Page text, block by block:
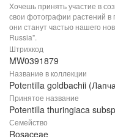
Хочешь принять участие в
свои фотографии растений в
они станут частью нашего
Russia".
Штрихкод
MW0391879
Название в коллекции
Potentilla goldbachii
Принятое название
Potentilla thuringiaca
Семейство
Rosaceae